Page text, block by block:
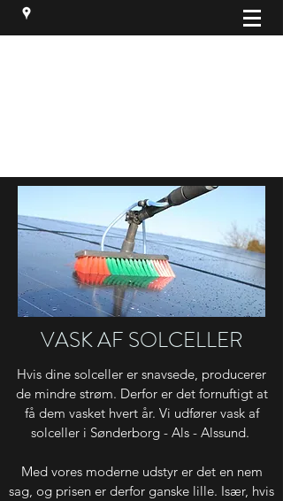
VASK AF SOLCELLER
Hvis dine solceller er snavsede, producerer
de mindre strøm. Derfor er det fornuftigt at
få dem vasket hvert år. Vi udfører vask af
solceller i Sønderborg - Als - Alssund.
Med vores moderne udstyr er det en nem
sag, og prisen er derfor ganske lille. Især, hvis